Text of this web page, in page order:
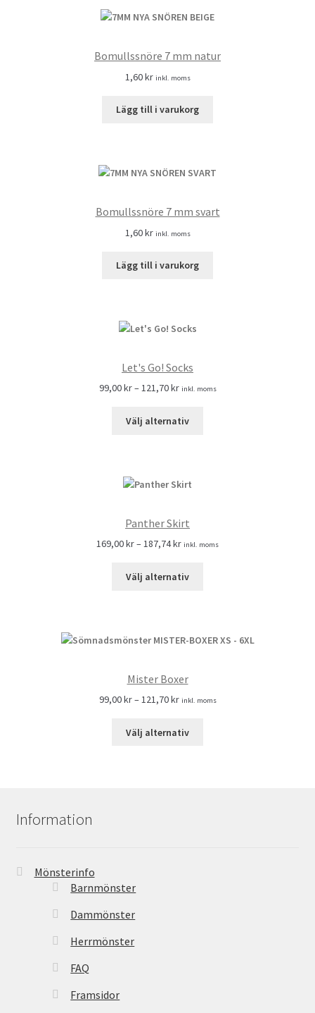
Bomullssnöre 7 mm natur
1,60kr inkl. moms
Lägg till i varukorg
Bomullssnöre 7 mm svart
1,60kr inkl. moms
Lägg till i varukorg
Let's Go! Socks
99,00kr–121,70kr inkl. moms
Välj alternativ
Panther Skirt
169,00kr–187,74kr inkl. moms
Välj alternativ
Mister Boxer
99,00kr–121,70kr inkl. moms
Välj alternativ
Information
Mönsterinfo
Barnmönster
Dammönster
Herrmönster
FAQ
Framsidor